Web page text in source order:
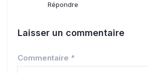
Répondre
Laisser un commentaire
Commentaire *